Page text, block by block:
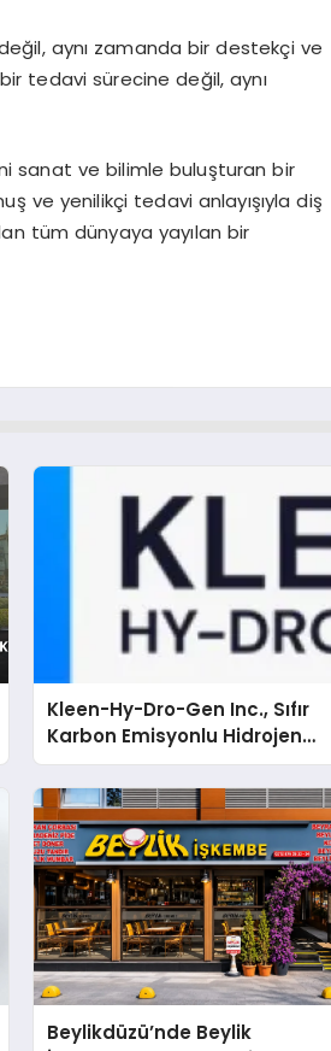
aynı zamanda bir destekçi ve
tedavi sürecine değil, aynı
sanat ve bilimle buluşturan bir
ve yenilikçi tedavi anlayışıyla diş
tüm dünyaya yayılan bir
Kleen-Hy-Dro-Gen Inc., Sıfır
Karbon Emisyonlu Hidrojen
Isıtma Teknolojisinde ISO ve
TSSA Düzenleyici Onaylarını
Aldı
Beylikdüzü’nde Beylik